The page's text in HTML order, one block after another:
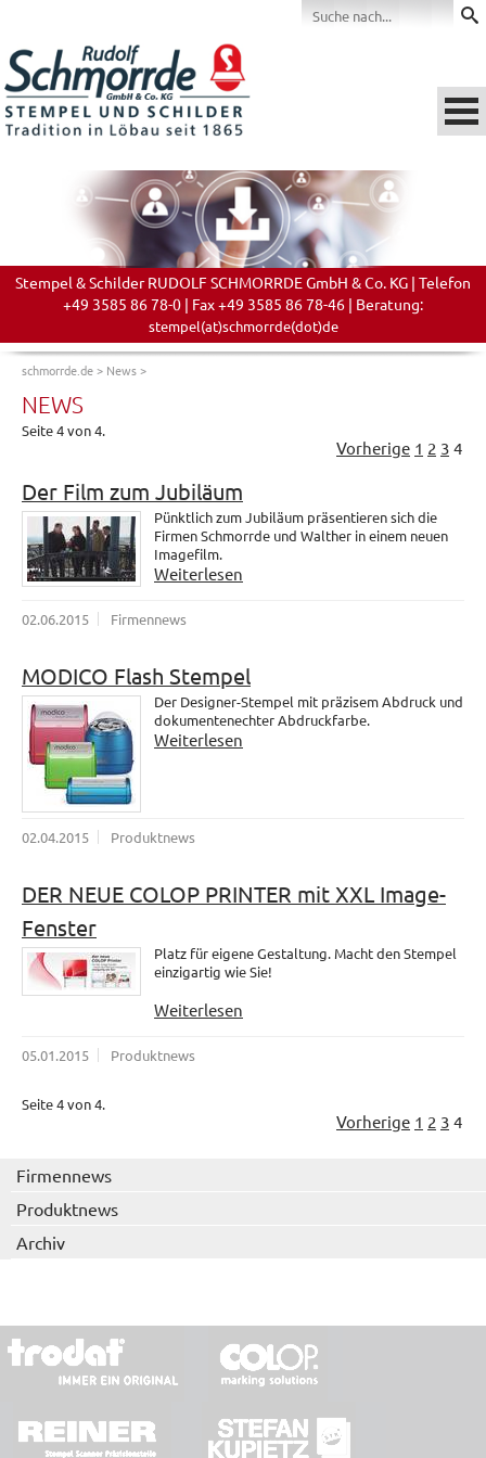
Stempel & Schilder RUDOLF SCHMORRDE GmbH & Co. KG | Telefon
+49 3585 86 78-0 | Fax +49 3585 86 78-46 | Beratung:
stempel(at)schmorrde(dot)de
schmorrde.de> News>
NEWS
Seite 4 von 4.
Vorherige 1 2 3 4
Der Film zum Jubiläum
Pünktlich zum Jubiläum präsentieren sich die
Firmen Schmorrde und Walther in einem neuen
Imagefilm.
Weiterlesen
02.06.2015 Firmennews
MODICO Flash Stempel
Der Designer-Stempel mit präzisem Abdruck und
dokumentenechter Abdruckfarbe.
Weiterlesen
02.04.2015 Produktnews
DER NEUE COLOP PRINTER mit XXL Image-
Fenster
Platz für eigene Gestaltung. Macht den Stempel
einzigartig wie Sie!
Weiterlesen
05.01.2015 Produktnews
Seite 4 von 4.
Vorherige 1 2 3 4
Firmennews
Produktnews
Archiv